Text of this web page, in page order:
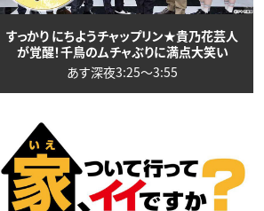
すっかり にちようチャップリン★貴乃花芸人
が覚醒！千鳥のムチャぶりに満点大笑い
あす深夜3:25〜3:55